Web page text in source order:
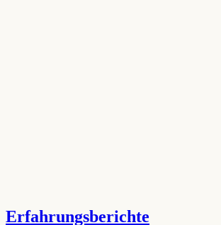
Erfahrungsberichte